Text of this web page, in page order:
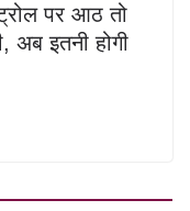
पर आठ तो
इतनी होगी